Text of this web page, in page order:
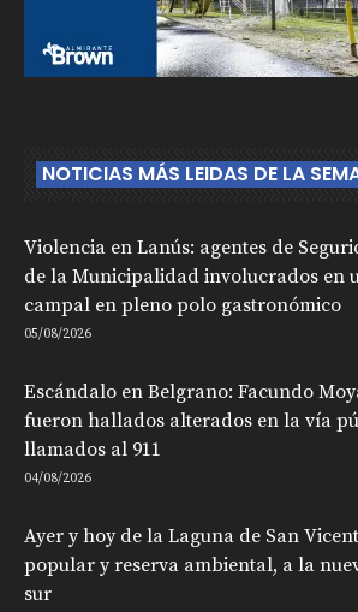
NOTICIAS MÁS LEIDAS DE LA
Violencia en Lanús: agentes de
de la Municipalidad involucrados en
campal en pleno polo gastronómico
05/08/2026
Escándalo en Belgrano: Facundo
fueron hallados alterados en la vía
llamados al 911
04/08/2026
Ayer y hoy de la Laguna de San
popular y reserva ambiental, a la
sur